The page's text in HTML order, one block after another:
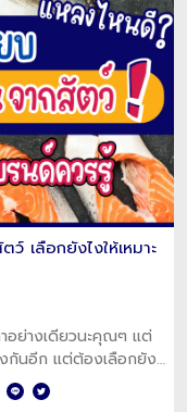
เลือกยังไงให้เหมาะ
อย่างเดียวนะคุณๆ แต่
กันอีก แต่ต้องเลือกยัง